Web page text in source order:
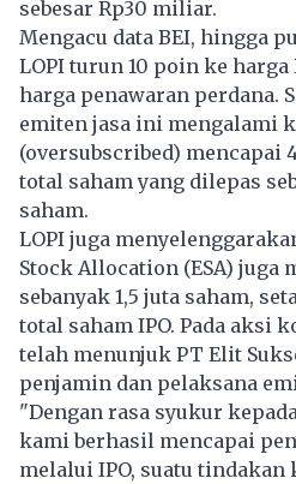
sebesar Rp30 miliar.
Mengacu data BEI, hingga
LOPI turun 10 poin ke
harga penawaran perdana.
emiten jasa ini mengalami
(oversubscribed) mencapai
total saham yang dilepas
saham.
LOPI juga
Stock Allocation (ESA) juga
sebanyak 1,5 juta saham,
total saham IPO. Pada aksi
telah menunjuk PT Elit
penjamin dan pelaksana
"Dengan rasa syukur
kami berhasil mencapai
melalui IPO, suatu